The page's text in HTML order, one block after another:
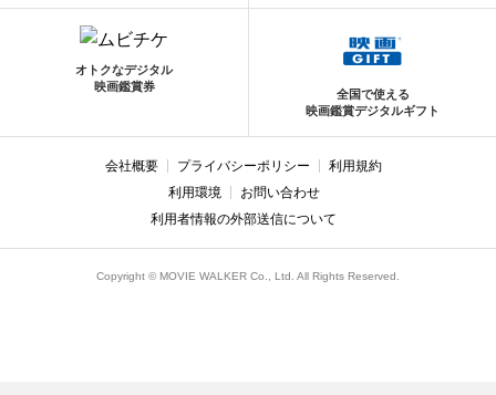
オトクなデジタル
映画鑑賞券
全国で使える
映画鑑賞デジタルギフト
会社概要 プライバシーポリシー
利用規約
利用環境
お問い合わせ
利用者情報の外部送信について
Copyright © MOVIE WALKER Co., Ltd. All Rights Reserved.